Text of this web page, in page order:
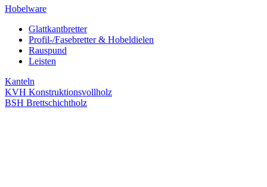
Hobelware
Glattkantbretter
Profil-/Fasebretter & Hobeldielen
Rauspund
Leisten
Kanteln
KVH Konstruktionsvollholz
BSH Brettschichtholz